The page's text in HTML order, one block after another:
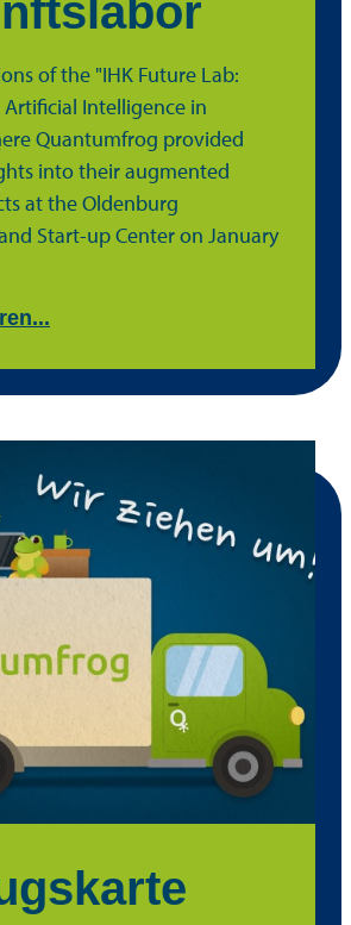
of the "IHK Future Lab:
Artificial Intelligence in
Quantumfrog provided
into their augmented
at the Oldenburg
Start-up Center on January